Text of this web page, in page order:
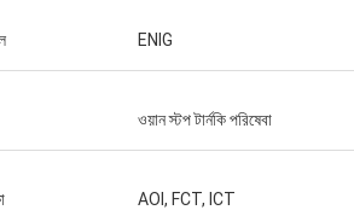
ENIG
ওয়ান স্টপ টার্নকি পরিষেবা
AOI, FCT, ICT